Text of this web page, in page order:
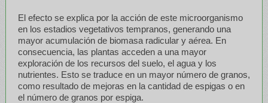
El efecto se explica por la acción de este microorganismo
en los estadios vegetativos tempranos, generando una
mayor acumulación de biomasa radicular y aérea. En
consecuencia, las plantas acceden a una mayor
exploración de los recursos del suelo, el agua y los
nutrientes. Esto se traduce en un mayor número de granos,
como resultado de mejoras en la cantidad de espigas o en
el número de granos por espiga.